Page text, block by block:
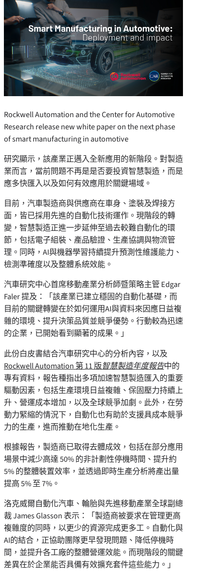
Rockwell Automation and the Center for Automotive
Research release new white paper on the next phase
of smart manufacturing in automotive
研究顯示，該產業正邁入全新應用的新階段。對製造
業而言，當前問題不再是是否要投資智慧製造，而是
應多快匯入以及如何有效應用於關鍵場域。
目前，汽車製造商與供應商在車身、塗裝及焊接方
面，皆已採用先進的自動化技術運作。現階段的轉
變，智慧製造正進一步延伸至過去較難自動化的環
節，包括電子組裝、產品驗證、生產協調與物流管
理。同時，AI與機器學習持續提升預測性維護能力、
檢測準確度以及整體系統效能。
汽車研究中心首席移動產業分析師暨策略主管 Edgar
Faler 提及：「該產業已建立穩固的自動化基礎，而
目前的關鍵轉變在於如何運用AI與資料來因應日益複
雜的環境、提升決策品質並競爭優勢。行動較為迅速
的企業，已開始看到顯著的成果。」
此份白皮書結合汽車研究中心的分析內容，以及
Rockwell Automation 第 11 版智慧製造年度報告中的
專有資料，報告種指出多項加速智慧製造匯入的重要
驅動因素，包括生產環境日益複雜、保固壓力持續上
升、營運成本增加，以及全球競爭加劇。此外，在勞
動力緊縮的情況下，自動化也有助於支援具成本競爭
力的生產，進而推動在地化生產。
根據報告，製造商已取得去體成效，包括在部分應用
場景中減少高達 50% 的非計劃性停機時間、提升約
5% 的整體裝置效率，並透過即時生產分析將產出量
提高 5% 至 7%。
洛克威爾自動化汽車、輪胎與先進移動產業全球副總
裁 James Glasson 表示：「製造商被要求在管理更高
複雜度的同時，以更少的資源完成更多工。自動化與
AI的結合，正協助團隊更早發現問題、降低停機時
間，並提升各工廠的整體營運效能。而現階段的關鍵
差異在於企業能否具備有效擴充套件這些能力。」